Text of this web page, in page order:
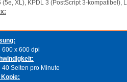
(5e, XL), KPDL 3 (PostScript 3-kompatibel),
600 x 600 dpi
40 Seiten pro Minute